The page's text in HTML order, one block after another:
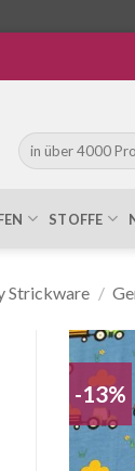
Suche
nach:
STOFFE
Strickware /
-13%